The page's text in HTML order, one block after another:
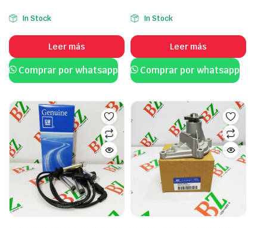
In Stock
Leer más
Comprar por whatsapp
In Stock
Leer más
Comprar por whatsapp